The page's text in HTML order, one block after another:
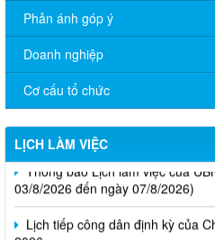
Phản ánh góp ý
Doanh nghiệp
Cơ cấu tổ chức
LỊCH LÀM VIỆC
Thông báo Lịch làm việc của
03/8/2026 đến ngày 07/8/2026)
Lịch tiếp công dân định kỳ của
2026